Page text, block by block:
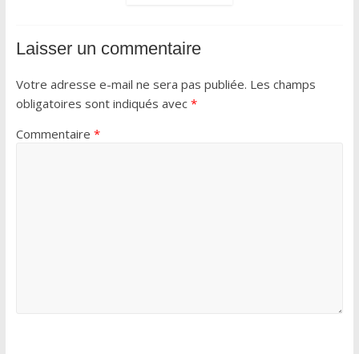
Laisser un commentaire
Votre adresse e-mail ne sera pas publiée. Les champs
obligatoires sont indiqués avec *
Commentaire *